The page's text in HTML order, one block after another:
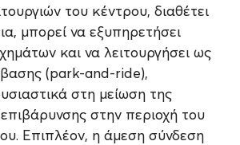
του κέντρου, διαθέτει
μπορεί να εξυπηρετήσει
και να λειτουργήσει ως
(park-and-ride),
στη μείωση της
στην περιοχή του
Επιπλέον, η άμεση σύνδεση